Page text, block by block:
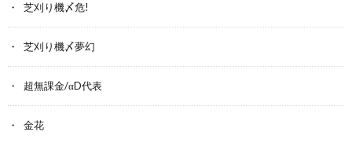
芝刈り機〆危!
芝刈り機〆夢幻
超無課金/αD代表
金花